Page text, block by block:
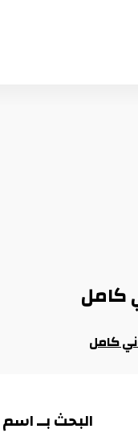
كامل
كامل
البحث بــ